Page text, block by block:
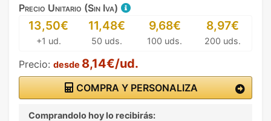
Precio Unitario (Sin Iva)
13,50€
+1 ud.
11,48€
50 uds.
9,68€
100 uds.
8,97€
200 uds.
Precio: desde 8,14€/ud.
COMPRA Y PERSONALIZA
Comprandolo hoy lo recibirás: